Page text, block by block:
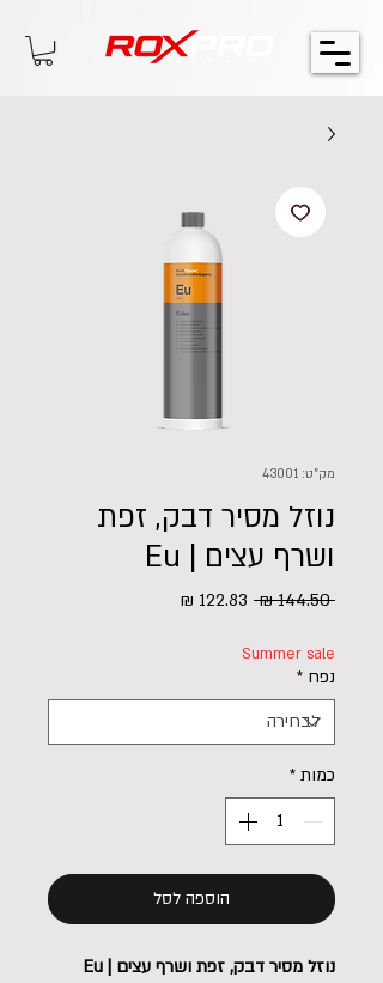
מק"ט: 43001
נוזל מסיר דבק, זפת
ושרף עצים | Eu
‏144.50 ‏₪
מחיר
Summer sale
נפח *
כמות *
הוספה לסל
נוזל מסיר דבק, זפת ושרף עצים | Eu